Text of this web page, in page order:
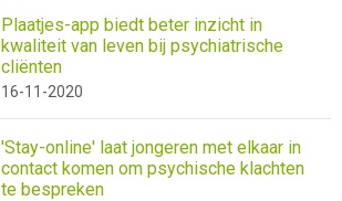
Plaatjes-app biedt beter inzicht in
kwaliteit van leven bij psychiatrische
cliënten
16-11-2020
'Stay-online' laat jongeren met elkaar in
contact komen om psychische klachten
te bespreken